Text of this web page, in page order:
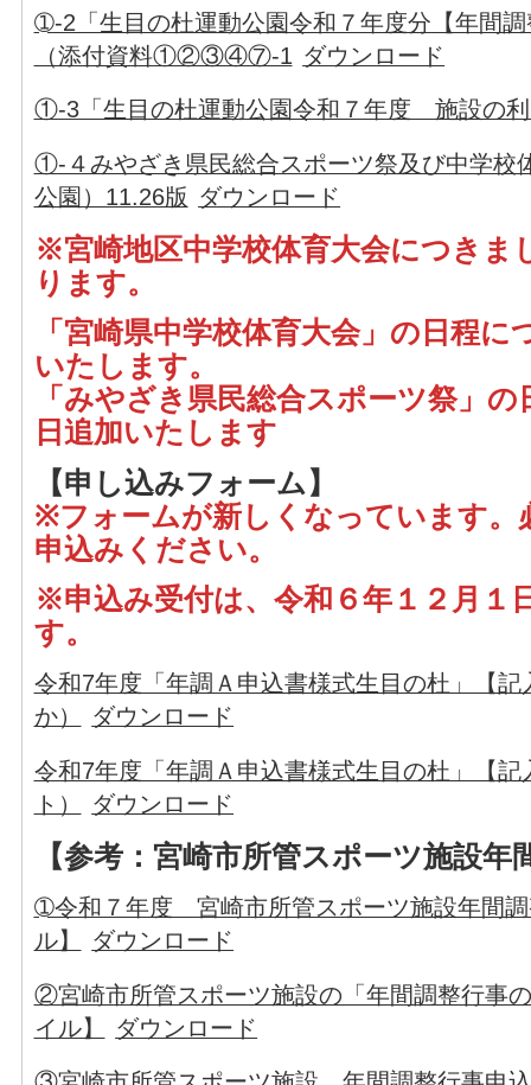
➀-2「生目の杜運動公園令和７年度分【年間
（添付資料①②③④⑦-1 ダウンロード
①-3「生目の杜運動公園令和７年度 施設の
①-４みやざき県民総合スポーツ祭及び中学校
公園）11.26版 ダウンロード
※宮崎地区中学校体育大会につきま
ります。
「宮崎県中学校体育大会」の日程
いたします。
「みやざき県民総合スポーツ祭」
日追加いたします
【申し込みフォーム】
※フォームが新しくなっています。
申込みください。
※申込み受付は、令和６年１２月１
す。
令和7年度「年調Ａ申込書様式生目の杜」【
か）
ダウンロード
令和7年度「年調Ａ申込書様式生目の杜」【
ト）
ダウンロード
【参考：宮崎市所管スポーツ施設
➀令和７年度 宮崎市所管スポーツ施設年間調
ル】
ダウンロード
②宮崎市所管スポーツ施設の「年間調整行事
イル】
ダウンロード